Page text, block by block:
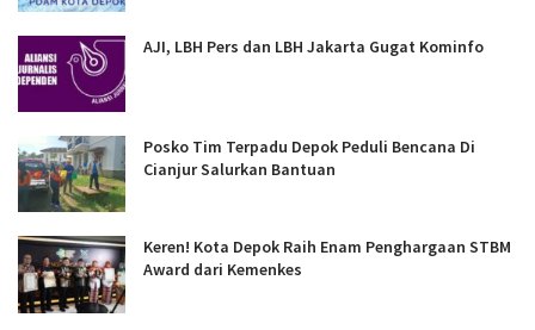
AJI, LBH Pers dan LBH Jakarta Gugat Kominfo
Posko Tim Terpadu Depok Peduli Bencana Di
Cianjur Salurkan Bantuan
Keren! Kota Depok Raih Enam Penghargaan STBM
Award dari Kemenkes